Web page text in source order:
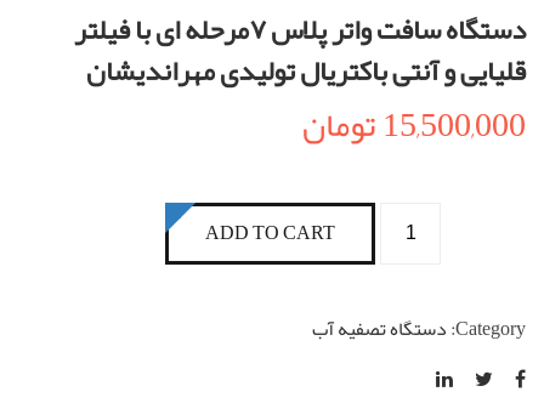
دستگاه سافت واتر پلاس ۷مرحله ای با فیلتر
قلیایی و آنتی باکتریال تولیدی مهراندیشان
15,500,000تومان
دستگاه
سافت
پلاس
7مرحله
اي
ADD TO CART
Category: دستگاه تصفیه آب